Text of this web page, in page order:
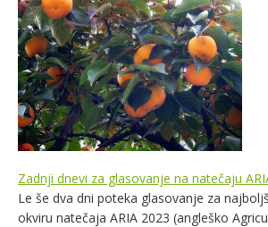
Zadnji dnevi za glasovanje na natečaju
Le še dva dni poteka glasovanje za
okviru natečaja ARIA 2023 (angleško